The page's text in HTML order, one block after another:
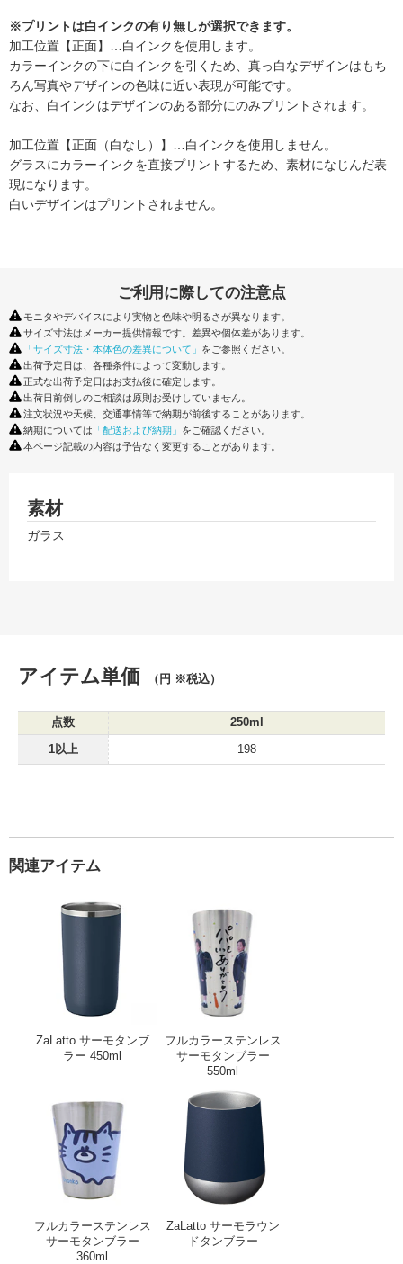
※プリントは白インクの有り無しが選択できます。
加工位置【正面】…白インクを使用します。
カラーインクの下に白インクを引くため、真っ白なデザインはもち
ろん写真やデザインの色味に近い表現が可能です。
なお、白インクはデザインのある部分にのみプリントされます。
加工位置【正面（白なし）】…白インクを使用しません。
グラスにカラーインクを直接プリントするため、素材になじんだ表
現になります。
白いデザインはプリントされません。
ご利用に際しての注意点
モニタやデバイスにより実物と色味や明るさが異なります。
サイズ寸法はメーカー提供情報です。差異や個体差があります。
「サイズ寸法・本体色の差異について」 をご参照ください。
出荷予定日は、各種条件によって変動します。
正式な出荷予定日はお支払後に確定します。
出荷日前倒しのご相談は原則お受けしていません。
注文状況や天候、交通事情等で納期が前後することがあります。
納期については 「配送および納期」 をご確認ください。
本ページ記載の内容は予告なく変更することがあります。
素材
ガラス
アイテム単価 （円 ※税込）
点数 250ml
1以上 198
関連アイテム
ZaLatto サーモタンブ
ラー 450ml
フルカラーステンレス
サーモタンブラー
550ml
フルカラーステンレス
サーモタンブラー
360ml
フルカラーステンレスサーモタンブラー
ZaLatto サーモラウン
ドタンブラー